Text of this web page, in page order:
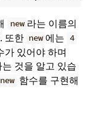
new 라는 이름의
또한 new 에는 4
가 있어야 하며
것을 알고 있습
new 함수를 구현해